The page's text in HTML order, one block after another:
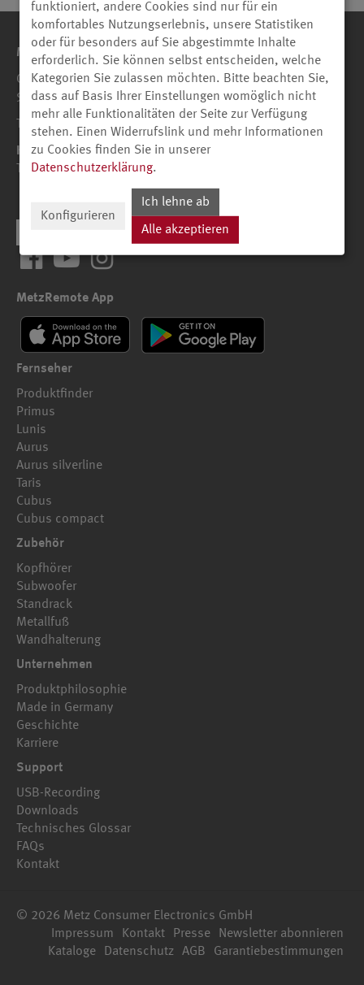
Metz Consumer Electronics GmbH
Ohmstraße 55
90513 Zirndorf
Telefon +49 911-9706-0
Kundenservice
Telefon +49 911 - 9706-180
FacebookYouTubeInstagram
MetzRemote App
Fernseher
Produktfinder
Primus
Lunis
Aurus
Aurus silverline
Taris
Cubus
Cubus compact
Zubehör
Kopfhörer
Subwoofer
Standrack
Metallfuß
Wandhalterung
Unternehmen
Produktphilosophie
Made in Germany
Geschichte
Karriere
Support
USB-Recording
Downloads
Technisches Glossar
FAQs
Kontakt
© 2026 Metz Consumer Electronics GmbH
Impressum
Kontakt Presse
Newsletter abonnieren
Kataloge
Datenschutz AGB Garantiebestimmungen
funktioniert, andere Cookies sind nur für ein
komfortables Nutzungserlebnis, unsere Statistiken
oder für besonders auf Sie abgestimmte Inhalte
erforderlich. Sie können selbst entscheiden, welche
Kategorien Sie zulassen möchten. Bitte beachten Sie,
dass auf Basis Ihrer Einstellungen womöglich nicht
mehr alle Funktionalitäten der Seite zur Verfügung
stehen. Einen Widerrufslink und mehr Informationen
zu Cookies finden Sie in unserer
Datenschutzerklärung.
Konfigurieren
Ich lehne ab
Alle akzeptieren